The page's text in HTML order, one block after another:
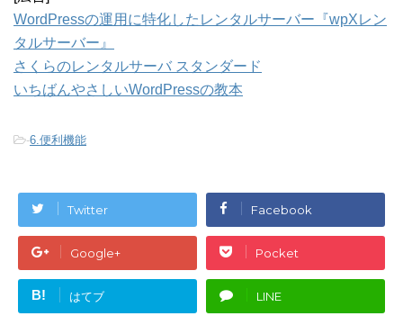
WordPressの運用に特化したレンタルサーバー『wpXレン
タルサーバー』
さくらのレンタルサーバ スタンダード
いちばんやさしいWordPressの教本
-6.便利機能
Twitter Facebook
Google+ Pocket
B! はてブ LINE